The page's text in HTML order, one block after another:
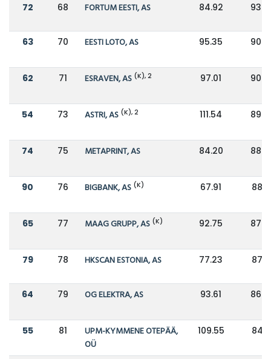
72 68 FORTUM EESTI, AS 84.92
63 70 EESTI LOTO, AS 95.35
62 71 ESRAVEN, AS (K), 2 97.01
54 73 ASTRI, AS (K), 2 111.54
74 75 METAPRINT, AS 84.20
90 76 BIGBANK, AS (K) 67.91
65 77 MAAG GRUPP, AS (K) 92.75
79 78 HKSCAN ESTONIA, AS 77.23
64 79 OG ELEKTRA, AS 93.61
55 81
UPM-KYMMENE OTEPÄÄ,
OÜ
109.55